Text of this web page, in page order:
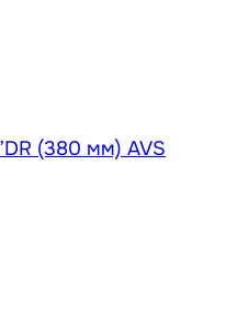
(380 мм) AVS